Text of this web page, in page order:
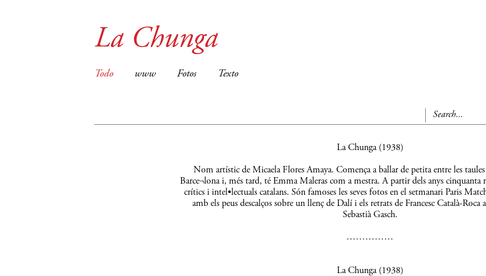
La Chunga
Todo www Fotos Texto
La Chunga (1938)
Nom artístic de Micaela Flores Amaya. Comença a ballar de petita entre les taules
Barce¬lona i, més tard, té Emma Maleras com a mestra. A partir dels anys
crítics i intel•lectuals catalans. Són famoses les seves fotos en el setmanari Paris
amb els peus descalços sobre un llenç de Dalí i els retrats de Francesc Català-
Sebastià Gasch.
……………
La Chunga (1938)